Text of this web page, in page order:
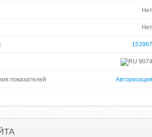
Нет
Нет
153967
9074
показателей Авторизация